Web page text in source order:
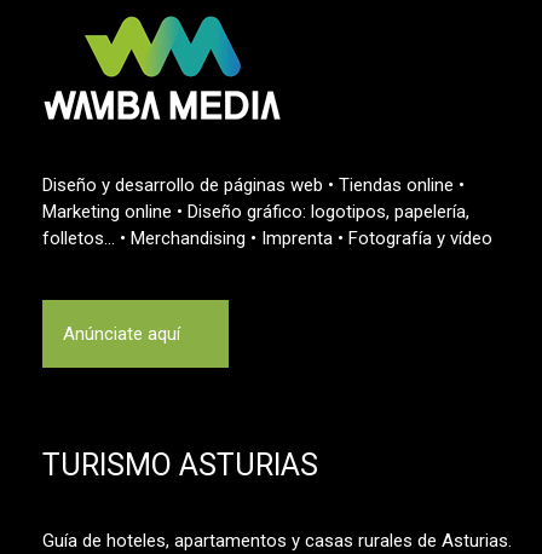
Diseño y desarrollo de páginas web • Tiendas online •
Marketing online • Diseño gráfico: logotipos, papelería,
folletos… • Merchandising • Imprenta • Fotografía y vídeo
Anúnciate aquí
TURISMO ASTURIAS
Guía de hoteles, apartamentos y casas rurales de Asturias.